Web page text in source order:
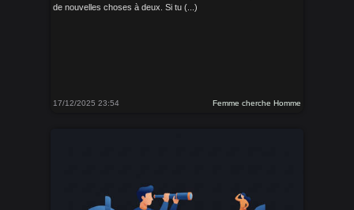
de nouvelles choses à deux. Si tu (...)
17/12/2025 23:54 Femme cherche Homme